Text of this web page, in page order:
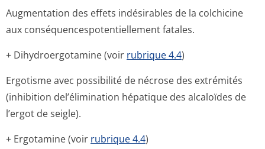
Augmentation des effets indésirables de la colchicine
aux conséquencespo­tentiellement fatales.
+ Dihydroergotamine (voir rubrique 4.4)
Ergotisme avec possibilité de nécrose des extrémités
(inhibition del’élimination hépatique des alcaloïdes de
l’ergot de seigle).
+ Ergotamine (voir rubrique 4.4)